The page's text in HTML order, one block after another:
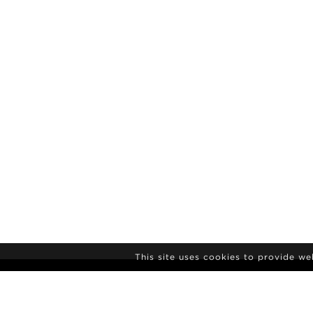
This site uses cookies to provide